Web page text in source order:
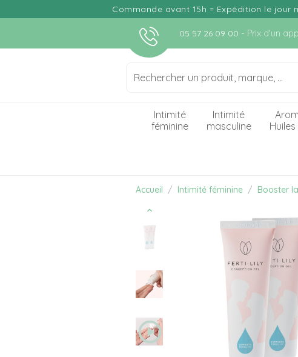
Commande avant 15h = Expédition le
05 57 26 09 00 - Prix d'un
Intimité
féminine
Intimité
masculine
Accueil Intimité féminine Booster
play_circle_outline